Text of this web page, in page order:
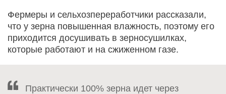
Фермеры и сельхозпереработчики рассказали,
что у зерна повышенная влажность, поэтому его
приходится досушивать в зерносушилках,
которые работают и на сжиженном газе.
Практически 100% зерна идет через